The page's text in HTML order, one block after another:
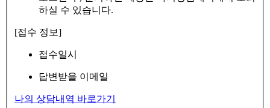
하실 수 있습니다.
[접수 정보]
접수일시
답변받을 이메일
나의 상담내역 바로가기